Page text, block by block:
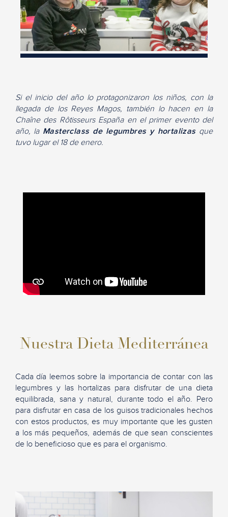
Si el inicio del año lo protagonizaron los niños, con la
llegada de los Reyes Magos, también lo hacen en la
Chaîne des Rôtisseurs España en el primer evento del
año, la Masterclass de legumbres y hortalizasque
tuvo lugar el 18 de enero.
Nuestra Dieta Mediterránea
Cada día leemos sobre la importancia de contar con las
legumbres y las hortalizas para disfrutar de una dieta
equilibrada, sana y natural, durante todo el año. Pero
para disfrutar en casa de los guisos tradicionales hechos
con estos productos, es muy importante que les gusten
a los más pequeños, además de que sean conscientes
de lo beneficioso que es para el organismo.